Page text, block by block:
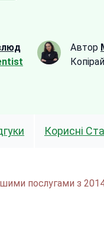
Автор
Корисні
послугами з